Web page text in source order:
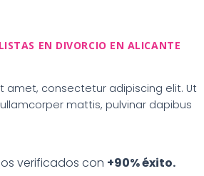
EN DIVORCIO EN ALICANTE
amet, consectetur adipiscing elit. Ut
mattis, pulvinar dapibus
verificados con +90% éxito.